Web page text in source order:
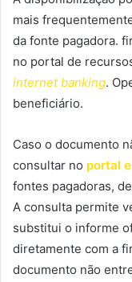
mais
da fonte pagadora.
no portal de
internet banking.
beneficiário.
Caso o documento
consultar no portal
fontes pagadoras,
A consulta permite
substitui o informe
diretamente com a
documento não